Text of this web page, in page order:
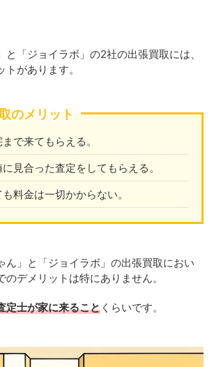
と「ジョイラボ」の2社の出張買取には、
があります。
のメリット
で来てもらえる。
見合った査定をしてもらえる。
料金は一切かからない。
ん」と「ジョイラボ」の出張買取におい
デメリットは特にありません。
定士が家に来ること くらいです。